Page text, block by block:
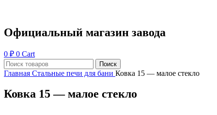
Официальный магазин завода
0 ₽ 0 Cart
Поиск
Главная Стальные печи для бани Ковка 15 — малое стекло
Ковка 15 — малое стекло